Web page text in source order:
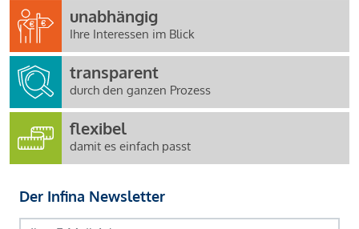
unabhängig
Ihre Interessen im Blick
transparent
durch den ganzen Prozess
flexibel
damit es einfach passt
Der Infina Newsletter